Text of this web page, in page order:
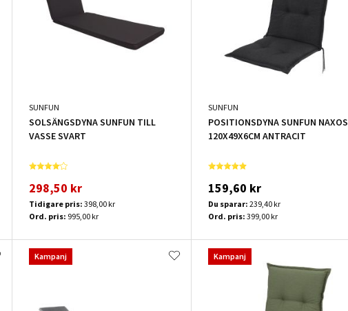
SUNFUN
SOLSÄNGSDYNA SUNFUN TILL
VASSE SVART
298,50 kr
Tidigare pris: 398,00 kr
Ord. pris: 995,00 kr
SUNFUN
POSITIONSDYNA SUNFUN NAXOS
120X49X6CM ANTRACIT
159,60 kr
Du sparar: 239,40 kr
Ord. pris: 399,00 kr
Kampanj Kampanj